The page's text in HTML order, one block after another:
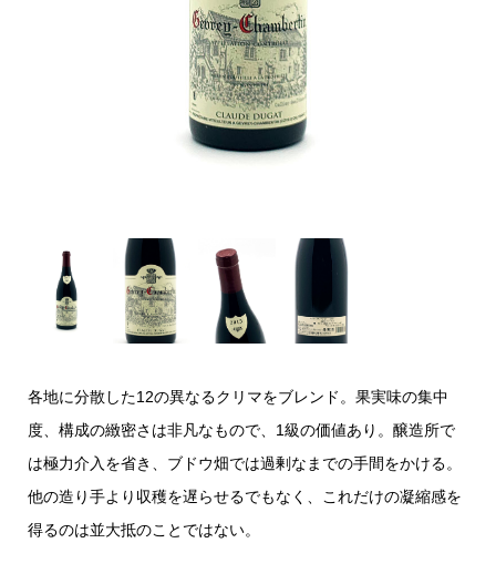
各地に分散した12の異なるクリマをブレンド。果実味の集中
度、構成の緻密さは非凡なもので、1級の価値あり。醸造所で
は極力介入を省き、ブドウ畑では過剰なまでの手間をかける。
他の造り手より収穫を遅らせるでもなく、これだけの凝縮感を
得るのは並大抵のことではない。